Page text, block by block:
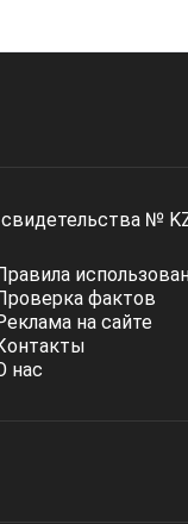
№
фактов
на сайте
нас